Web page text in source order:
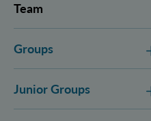
Team
Groups
Junior Groups